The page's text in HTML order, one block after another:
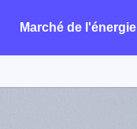
Marché de l'énergie